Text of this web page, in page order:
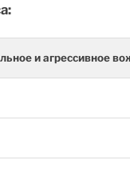
и агрессивное